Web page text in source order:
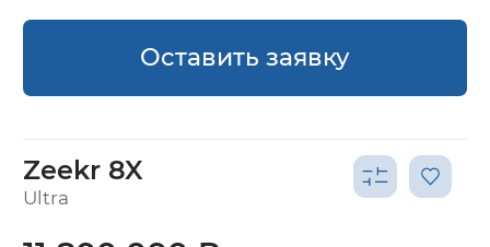
Оставить заявку
Zeekr 8X
Ultra